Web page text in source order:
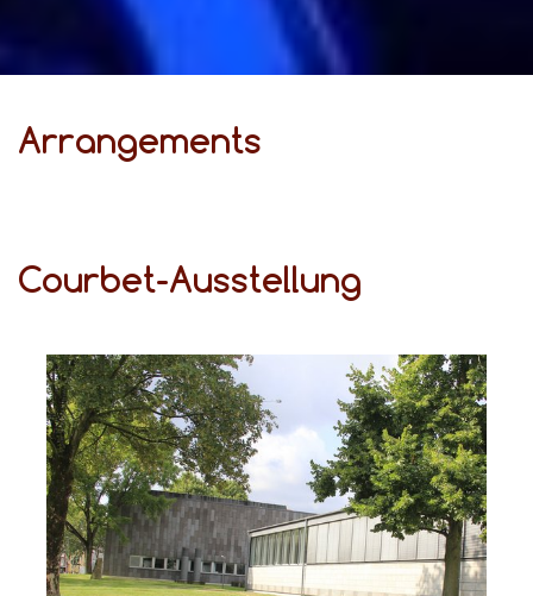
Ar­ran­ge­ments
Courbet-Ausstellung